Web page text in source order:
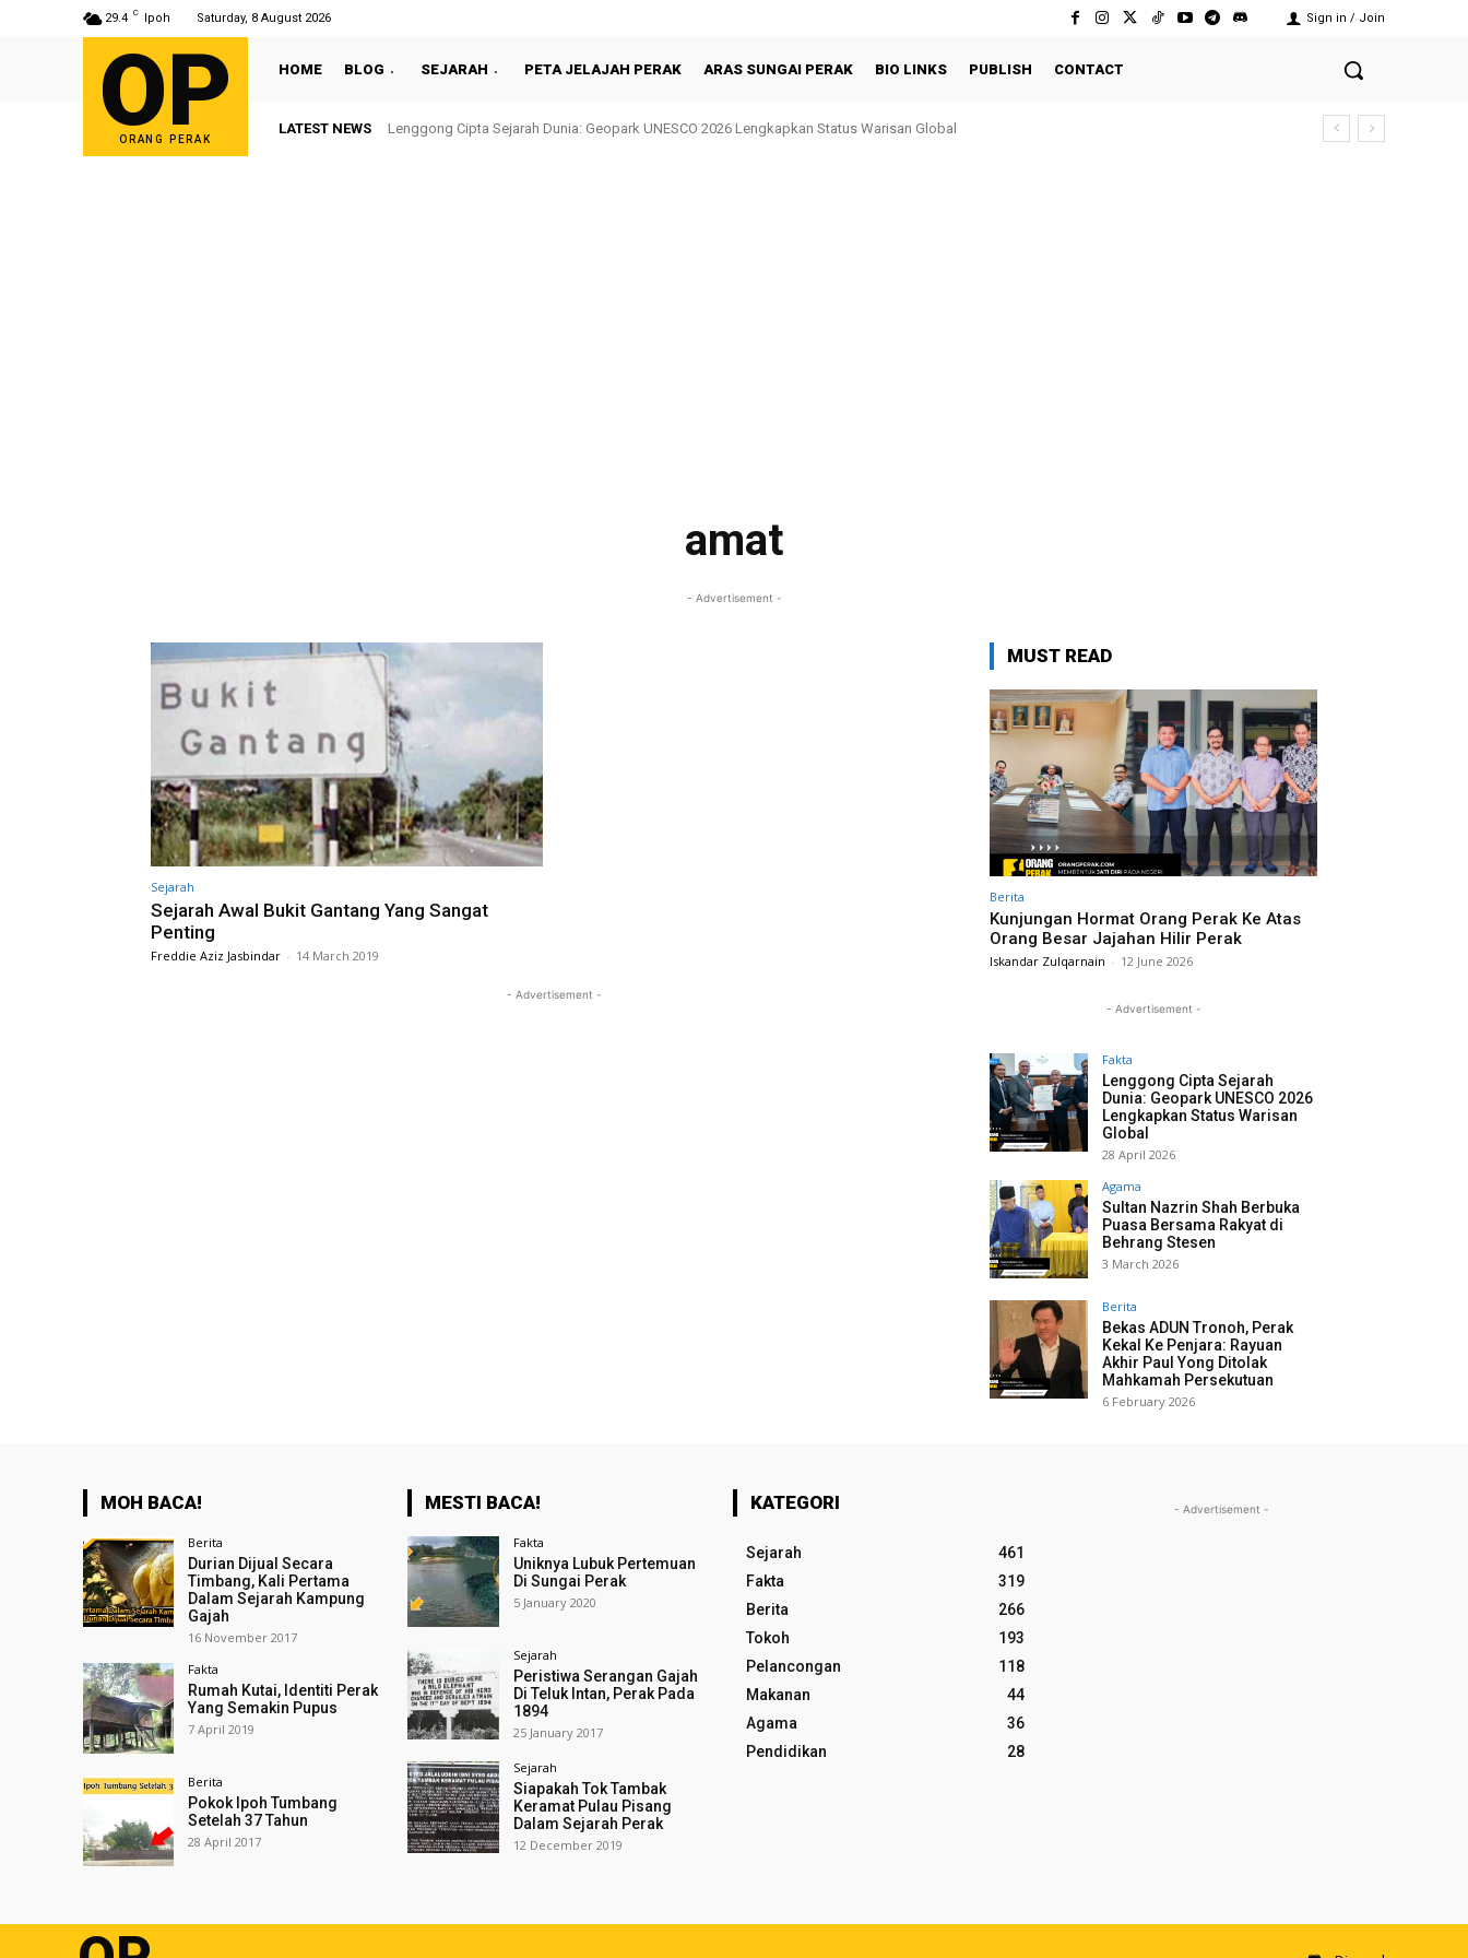
29.4 C Ipoh Saturday, 8 August 2026 Sign in / Join
OP
ORANG PERAK
HOME BLOG SEJARAH PETA JELAJAH PERAK ARAS SUNGAI PERAK BIO LINKS PUBLISH CONTACT
LATEST NEWS Lenggong Cipta Sejarah Dunia: Geopark UNESCO 2026 Lengkapkan Status Warisan Global
Sultan Nazrin Shah Berbuka Puasa Bersama Rakyat di Behrang Stesen
amat
- Advertisement -
Sejarah
Sejarah Awal Bukit Gantang Yang Sangat
Penting
Freddie Aziz Jasbindar - 14 March 2019
- Advertisement -
MUST READ
Berita
Kunjungan Hormat Orang Perak Ke Atas
Orang Besar Jajahan Hilir Perak
Iskandar Zulqarnain - 12 June 2026
- Advertisement -
Fakta
Lenggong Cipta Sejarah
Dunia: Geopark UNESCO 2026
Lengkapkan Status Warisan
Global
28 April 2026
Agama
Sultan Nazrin Shah Berbuka
Puasa Bersama Rakyat di
Behrang Stesen
3 March 2026
Berita
Bekas ADUN Tronoh, Perak
Kekal Ke Penjara: Rayuan
Akhir Paul Yong Ditolak
Mahkamah Persekutuan
6 February 2026
MOH BACA!
Berita
Durian Dijual Secara
Timbang, Kali Pertama
Dalam Sejarah Kampung
Gajah
16 November 2017
Fakta
Rumah Kutai, Identiti Perak
Yang Semakin Pupus
7 April 2019
Berita
Pokok Ipoh Tumbang
Setelah 37 Tahun
28 April 2017
MESTI BACA!
Fakta
Uniknya Lubuk Pertemuan
Di Sungai Perak
5 January 2020
Sejarah
Peristiwa Serangan Gajah
Di Teluk Intan, Perak Pada
1894
25 January 2017
Sejarah
Siapakah Tok Tambak
Keramat Pulau Pisang
Dalam Sejarah Perak
12 December 2019
KATEGORI
Sejarah
461
Fakta
319
Berita
266
Tokoh
193
Pelancongan
118
Makanan
44
Agama
36
Pendidikan
28
- Advertisement -